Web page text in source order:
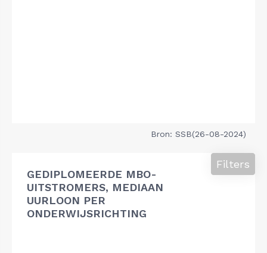
Bron: SSB(26-08-2024)
GEDIPLOMEERDE MBO-
UITSTROMERS, MEDIAAN
UURLOON PER
ONDERWIJSRICHTING
Filters